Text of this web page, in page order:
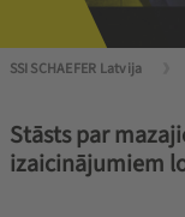
SSI SCHAEFER Latvija
Stāsts par
izaicinājumiem